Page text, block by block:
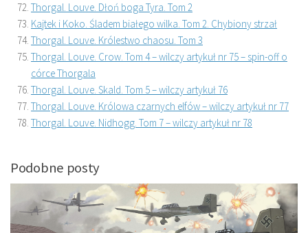
Thorgal. Louve. Dłoń boga Tyra. Tom 2
Kajtek i Koko. Śladem białego wilka. Tom 2. Chybiony strzał
Thorgal. Louve. Królestwo chaosu. Tom 3
Thorgal. Louve. Crow. Tom 4 – wilczy artykuł nr 75 – spin-off o
córce Thorgala
Thorgal. Louve. Skald. Tom 5 – wilczy artykuł 76
Thorgal. Louve. Królowa czarnych elfów – wilczy artykuł nr 77
Thorgal. Louve. Nidhogg. Tom 7 – wilczy artykuł nr 78
Podobne posty